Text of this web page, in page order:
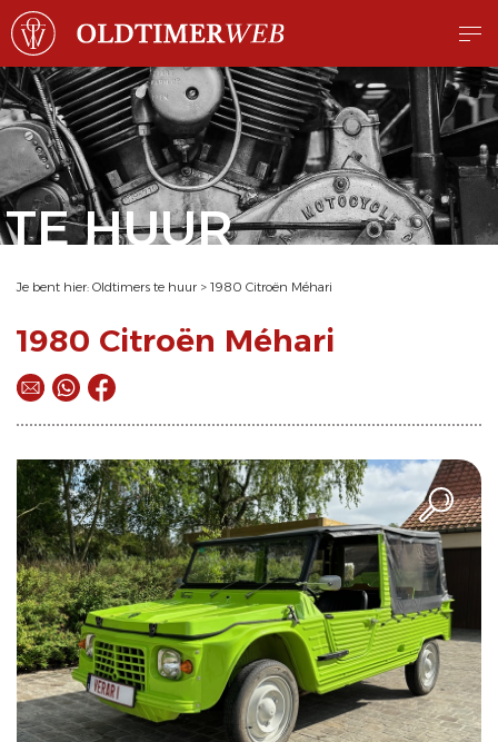
TE HUUR
Je bent hier: Oldtimers te huur > 1980 Citroën Méhari
1980 Citroën Méhari